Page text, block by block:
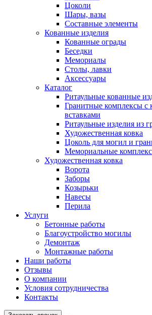
Цоколи
Шары, вазы
Составные элементы
Кованные изделия
Кованные ограды
Беседки
Мемориалы
Столы, лавки
Аксессуары
Каталог
Ритаульные кованные
Гранитные комплексы с
вставками
Ритаульные изделия из
Художественная ковка
Цоколь для могил и
Мемориальные
Художественная ковка
Ворота
Заборы
Козырьки
Навесы
Перила
Услуги
Бетонные работы
Благоустройство могилы
Демонтаж
Монтажные работы
Наши работы
Отзывы
О компании
Условия сотрудничества
Контакты